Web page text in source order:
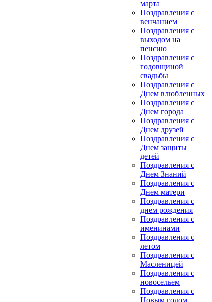
марта
Поздравления с
венчанием
Поздравления с
выходом на
пенсию
Поздравления с
годовщиной
свадьбы
Поздравления с
Днем влюбленных
Поздравления с
Днем города
Поздравления с
Днем друзей
Поздравления с
Днем защиты
детей
Поздравления с
Днем Знаний
Поздравления с
Днем матери
Поздравления с
днем рождения
Поздравления с
именинами
Поздравления с
летом
Поздравления с
Масленицей
Поздравления с
новосельем
Поздравления с
Новым годом